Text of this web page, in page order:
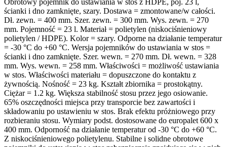
Obrotowy pojemnik do ustawiania w stos z HDPE, poj. 23 l,
ścianki i dno zamknięte, szary. Dostawa = zmontowane/w całości.
Dł. zewn. = 400 mm. Szer. zewn. = 300 mm. Wys. zewn. = 270
mm. Pojemność = 23 l. Materiał = polietylen (niskociśnieniowy
polietylen / HDPE). Kolor = szary. Odporne na działanie temperatur
= -30 °C do +60 °C. Wersja pojemników do ustawiania w stos =
ścianki i dno zamknięte. Szer. wewn. = 270 mm. Dł. wewn. = 328
mm. Wys. wewn. = 258 mm. Właściwości = możliwość ustawiania
w stos. Właściwości materiału = dopuszczone do kontaktu z
żywnością. Nośność = 23 kg. Kształt zbiornika = prostokątny.
Ciężar = 1.2 kg. Większa stabilność stosu przez jego osiowanie.
65% oszczędności miejsca przy transporcie bez zawartości i
składowaniu po ustawieniu w stos. Brak efektu próżniowego przy
rozbieraniu stosu. Wymiary podst. dostosowane do europalet 600 x
400 mm. Odporność na działanie temperatur od -30 °C do +60 °C.
Z niskociśnieniowego polietylenu. Stabilne i solidne obrotowe